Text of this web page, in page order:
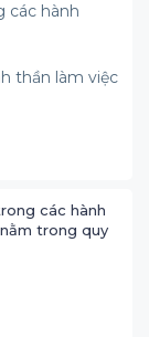
các hành
thần làm việc
các hành
trong quy